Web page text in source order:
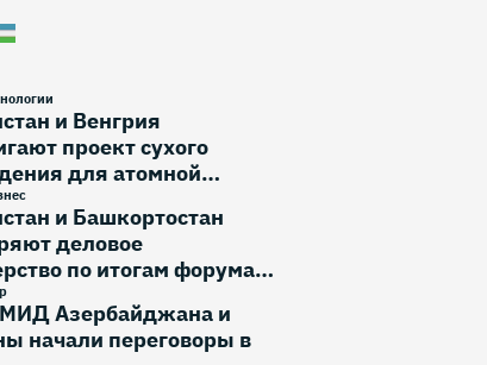
и Венгрия
проект сухого
для атомной
и Башкортостан
деловое
по итогам форума в
Азербайджана и
начали переговоры в